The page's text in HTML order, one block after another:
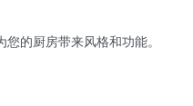
的厨房带来风格和功能。